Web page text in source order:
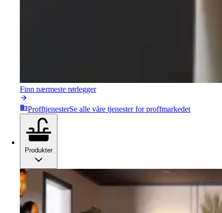
Finn nærmeste rørlegger
ProfftjenesterSe alle våre tjenester for proffmarkedet
Produkter